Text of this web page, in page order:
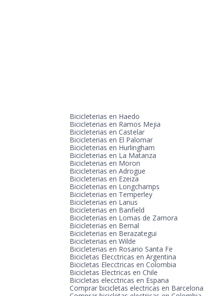
Bicicleterias en Haedo
Bicicleterias en Ramos Mejia
Bicicleterias en Castelar
Bicicleterias en El Palomar
Bicicleterias en Hurlingham
Bicicleterias en La Matanza
Bicicleterias en Moron
Bicicleterias en Adrogue
Bicicleterias en Ezeiza
Bicicleterias en Longchamps
Bicicleterias en Temperley
Bicicleterias en Lanus
Bicicleterias en Banfield
Bicicleterias en Lomas de Zamora
Bicicleterias en Bernal
Bicicleterias en Berazategui
Bicicleterias en Wilde
Bicicleterias en Rosario Santa Fe
Bicicletas Elecctricas en Argentina
Bicicletas Elecctricas en Colombia
Bicicletas Electricas en Chile
Bicicletas elecctricas en Espana
Comprar bicicletas electricas en Barcelona